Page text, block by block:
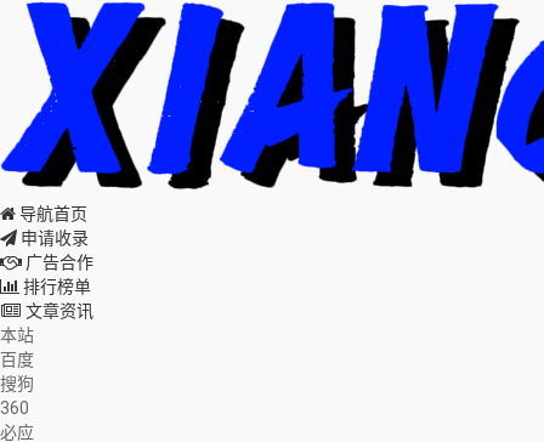
导航首页
申请收录
广告合作
排行榜单
文章资讯
本站
百度
搜狗
360
必应